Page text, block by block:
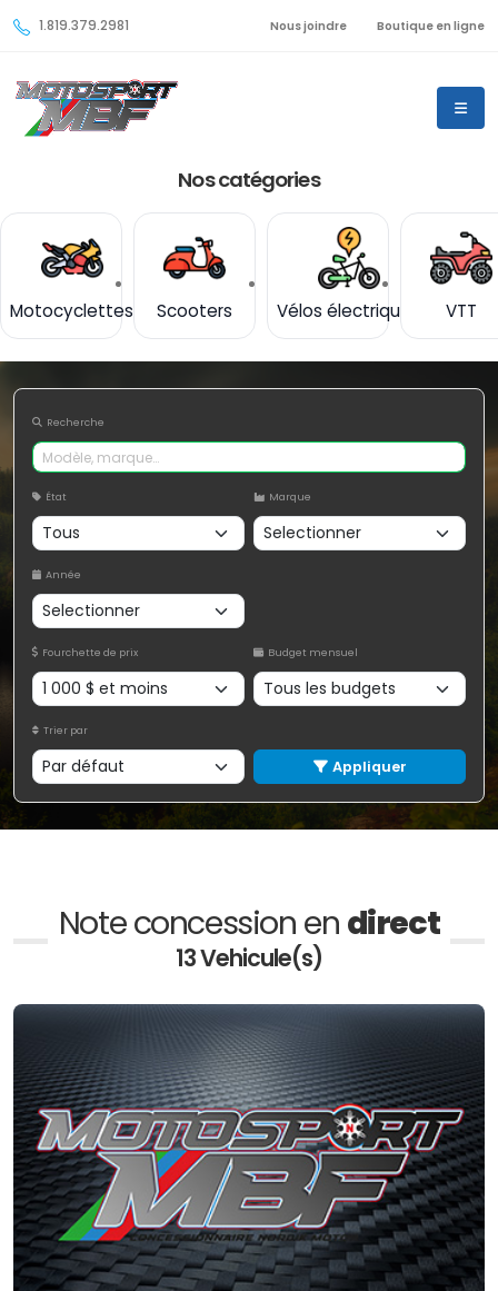
1.819.379.2981 Nous joindre Boutique en ligne
Nos catégories
Motocyclettes Scooters Vélos électriques VTT
Recherche
État Marque
Année
Fourchette de prix Budget mensuel
Trier par
Appliquer
Note concession en direct
13 Vehicule(s)
Neuf